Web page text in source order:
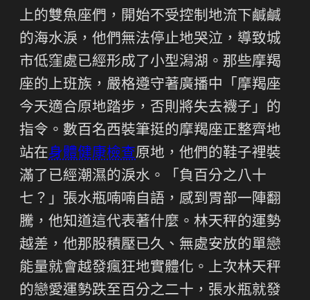
上的雙魚座們，開始不受控制地流下鹹鹹
的海水淚，他們無法停止地哭泣，導致城
市低窪處已經形成了小型潟湖。那些摩羯
座的上班族，嚴格遵守著廣播中「摩羯座
今天適合原地踏步，否則將失去襪子」的
指令。數百名西裝筆挺的摩羯座正整齊地
站在身體健康檢查原地，他們的鞋子裡裝
滿了已經潮濕的淚水。「負百分之八十
七？」張水瓶喃喃自語，感到胃部一陣翻
騰，他知道這代表著什麼。林天秤的運勢
越差，他那股積壓已久、無處安放的單戀
能量就會越發瘋狂地實體化。上次林天秤
的戀愛運勢跌至百分之二十，張水瓶就發